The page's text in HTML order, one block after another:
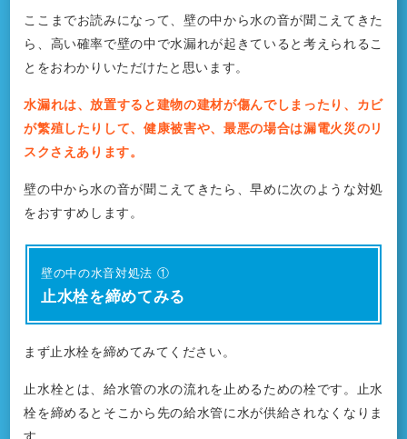
ここまでお読みになって、壁の中から水の音が聞こえてきた
ら、高い確率で壁の中で水漏れが起きていると考えられるこ
とをおわかりいただけたと思います。
水漏れは、放置すると建物の建材が傷んでしまったり、カビ
が繁殖したりして、健康被害や、最悪の場合は漏電火災のリ
スクさえあります。
壁の中から水の音が聞こえてきたら、早めに次のような対処
をおすすめします。
壁の中の水音対処法 ①
止水栓を締めてみる
まず止水栓を締めてみてください。
止水栓とは、給水管の水の流れを止めるための栓です。止水
栓を締めるとそこから先の給水管に水が供給されなくなりま
す。